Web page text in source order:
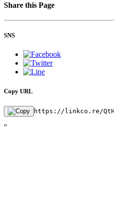
Share this Page
SNS
Copy URL
https://linkco.re/
"